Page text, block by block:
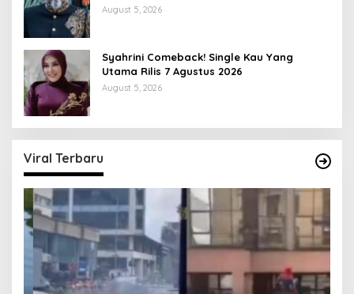
August 5, 2026
Syahrini Comeback! Single Kau Yang
Utama Rilis 7 Agustus 2026
August 5, 2026
Viral Terbaru